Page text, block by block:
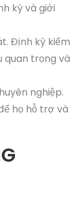
kỳ và giới
Định kỳ kiểm
quan trọng và
nghiệp.
họ hỗ trợ và